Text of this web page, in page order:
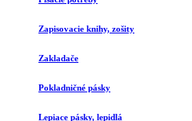
Zapisovacie knihy, zošity
Zakladače
Pokladničné pásky
Lepiace pásky, lepidlá